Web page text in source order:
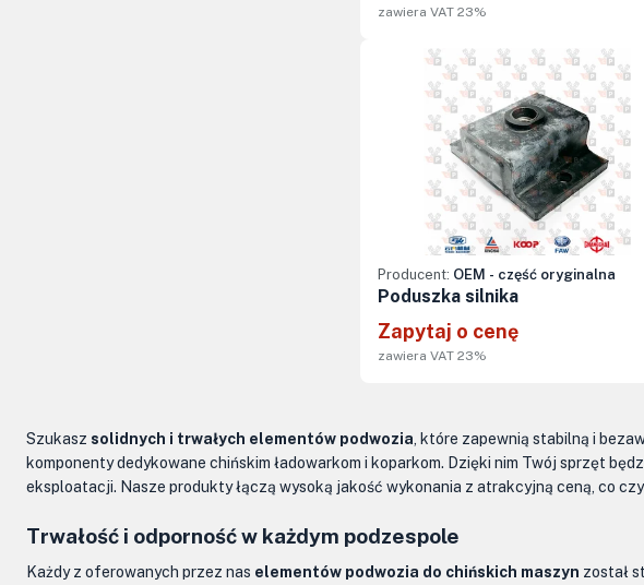
zawiera VAT 23%
Producent: OEM - część oryginalna
Poduszka silnika
Zapytaj o cenę
zawiera VAT 23%
Szukasz solidnych i trwałych elementów podwozia , które zapewnią stabilną i
komponenty dedykowane chińskim ładowarkom i koparkom. Dzięki nim Twój sprzęt
eksploatacji. Nasze produkty łączą wysoką jakość wykonania z atrakcyjną ceną, co
Trwałość i odporność w każdym podzespole
Każdy z oferowanych przez nas elementów podwozia do chińskich maszyn został